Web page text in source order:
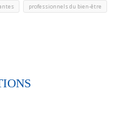
professionnels du bien-être